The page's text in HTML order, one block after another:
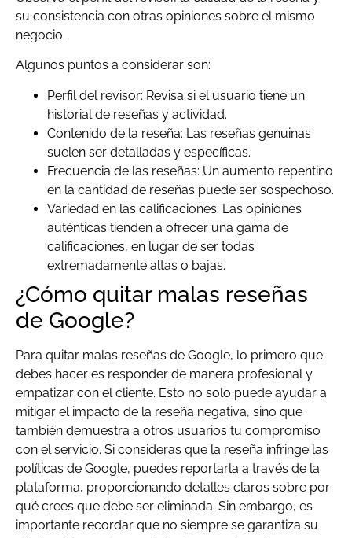
su consistencia con otras opiniones sobre el mismo
negocio.
Algunos puntos a considerar son:
Perfil del revisor: Revisa si el usuario tiene un
historial de reseñas y actividad.
Contenido de la reseña: Las reseñas genuinas
suelen ser detalladas y específicas.
Frecuencia de las reseñas: Un aumento repentino
en la cantidad de reseñas puede ser sospechoso.
Variedad en las calificaciones: Las opiniones
auténticas tienden a ofrecer una gama de
calificaciones, en lugar de ser todas
extremadamente altas o bajas.
¿Cómo quitar malas reseñas
de Google?
Para quitar malas reseñas de Google, lo primero que
debes hacer es responder de manera profesional y
empatizar con el cliente. Esto no solo puede ayudar a
mitigar el impacto de la reseña negativa, sino que
también demuestra a otros usuarios tu compromiso
con el servicio. Si consideras que la reseña infringe las
políticas de Google, puedes reportarla a través de la
plataforma, proporcionando detalles claros sobre por
qué crees que debe ser eliminada. Sin embargo, es
importante recordar que no siempre se garantiza su